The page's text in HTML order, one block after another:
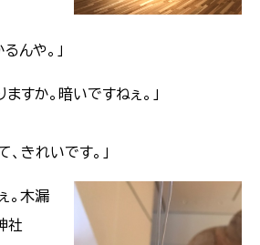
んや。」
ますか。暗いですねぇ。」
、きれいです。」
。木漏
社